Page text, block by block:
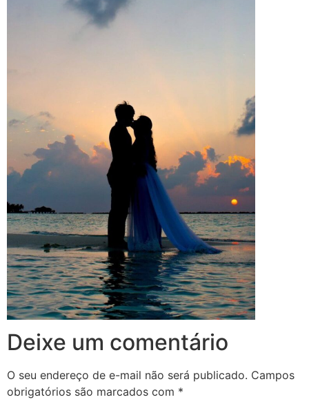
Deixe um comentário
O seu endereço de e-mail não será publicado. Campos
obrigatórios são marcados com *